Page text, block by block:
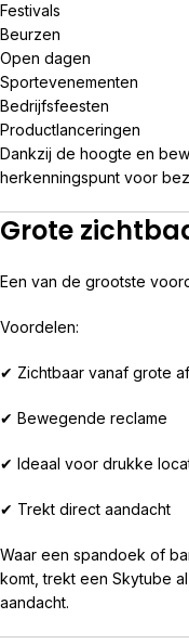
Festivals
Beurzen
Open dagen
Sportevenementen
Bedrijfsfeesten
Productlanceringen
Dankzij de hoogte en
herkenningspunt voor
Grote
Een van de grootste
Voordelen:
✔ Zichtbaar vanaf grote
✔ Bewegende reclame
✔ Ideaal voor drukke
✔ Trekt direct aandacht
Waar een spandoek of
komt, trekt een Skytube
aandacht.